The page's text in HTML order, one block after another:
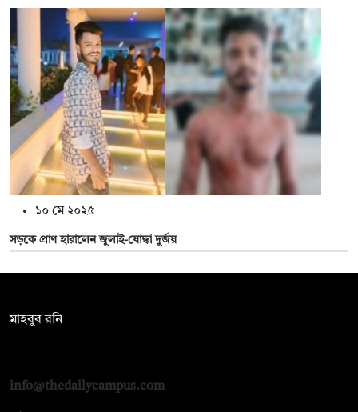
১০ মে ২০২৫
সড়কে প্রাণ হারালেন জুলাই-যোদ্ধা দুর্জয়
মাহবুব রনি
info@thedailycampus.com